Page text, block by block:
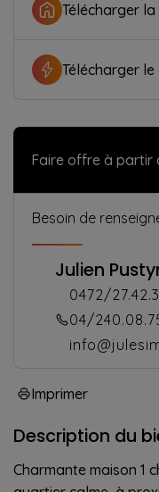
Télécharger
Télécharger
Faire offre à partir
Besoin de
Julien
0472/
04/
Imprimer
Description du
Charmante maison 1